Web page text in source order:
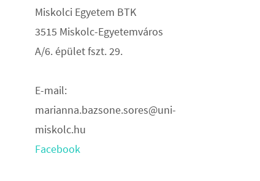
Miskolci Egyetem BTK
3515 Miskolc-Egyetemváros
A/6. épület fszt. 29.
E-mail:
marianna.bazsone.sores@uni-
miskolc.hu
Facebook